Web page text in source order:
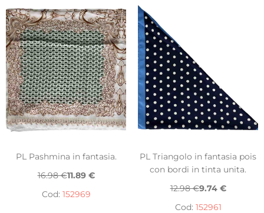
PL Pashmina in fantasia.
16.98 €11.89 €
Cod: 152969
PL Triangolo in fantasia pois
con bordi in tinta unita.
12.98 €9.74 €
Cod: 152961